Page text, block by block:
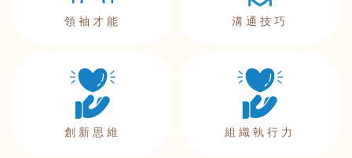
領袖才能 溝通技巧
創新思維 組織執行力